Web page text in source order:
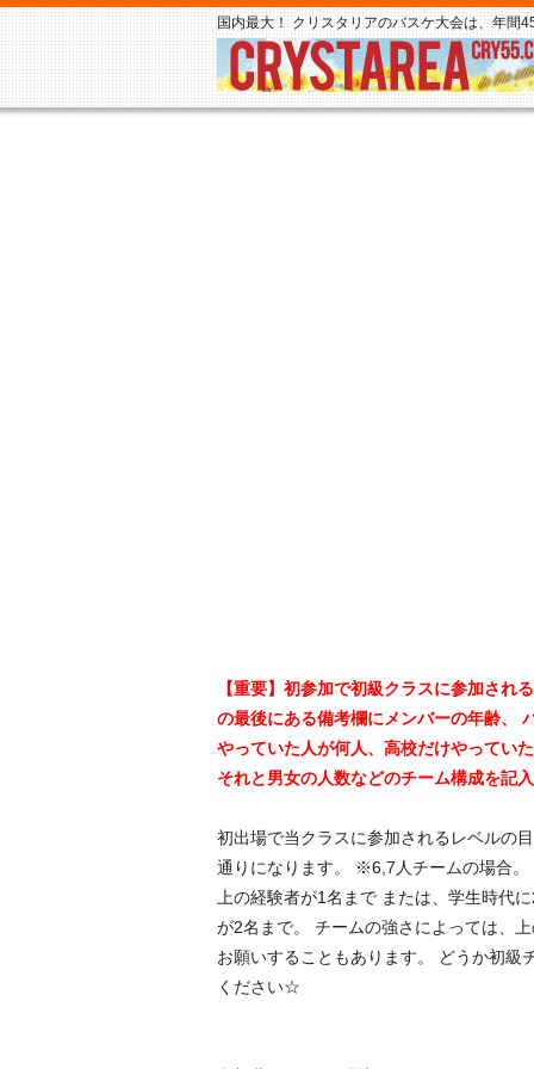
国内最大！ クリスタリアのバスケ大会は、年間
【重要】初参加で初級クラスに参加され
の最後にある備考欄にメンバーの年齢、
やっていた人が何人、高校だけやっていた
それと男女の人数などのチーム構成を記入
初出場で当クラスに参加されるレベルの
通りになります。 ※6,7人チームの場合。
上の経験者が1名まで または、学生時代
が2名まで。 チームの強さによっては、
お願いすることもあります。 どうか初級
ください☆